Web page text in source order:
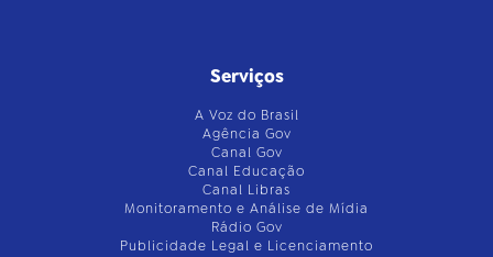
Serviços
A Voz do Brasil
Agência Gov
Canal Gov
Canal Educação
Canal Libras
Monitoramento e Análise de Mídia
Rádio Gov
Publicidade Legal e Licenciamento